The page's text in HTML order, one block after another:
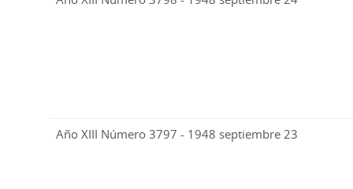
Año XIII Número 3797 - 1948 septiembre 23